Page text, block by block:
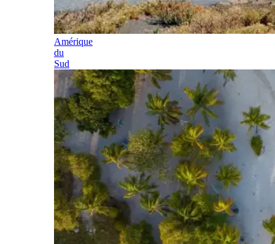
Amérique
du
Sud